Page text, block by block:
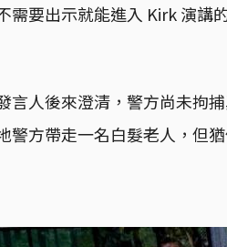
需要出示就能進入 Kirk 演講
人後來澄清，警方尚未拘
方帶走一名白髮老人，但